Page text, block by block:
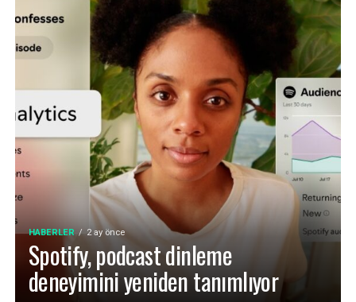
HABERLER 2 ay önce
Spotify, podcast dinleme
deneyimini yeniden tanımlıyor